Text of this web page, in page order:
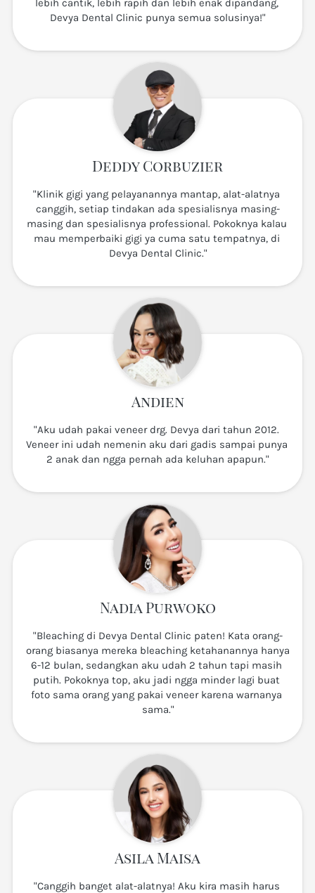
lebih cantik, lebih rapih dan lebih enak dipandang,
Devya Dental Clinic punya semua solusinya!"
Deddy Corbuzier
"Klinik gigi yang pelayanannya mantap, alat-alatnya
canggih, setiap tindakan ada spesialisnya masing-
masing dan spesialisnya professional. Pokoknya kalau
mau memperbaiki gigi ya cuma satu tempatnya, di
Devya Dental Clinic."
Andien
"Aku udah pakai veneer drg. Devya dari tahun 2012.
Veneer ini udah nemenin aku dari gadis sampai punya
2 anak dan ngga pernah ada keluhan apapun."
Nadia Purwoko
"Bleaching di Devya Dental Clinic paten! Kata orang-
orang biasanya mereka bleaching ketahanannya hanya
6-12 bulan, sedangkan aku udah 2 tahun tapi masih
putih. Pokoknya top, aku jadi ngga minder lagi buat
foto sama orang yang pakai veneer karena warnanya
sama."
Asila Maisa
"Canggih banget alat-alatnya! Aku kira masih harus